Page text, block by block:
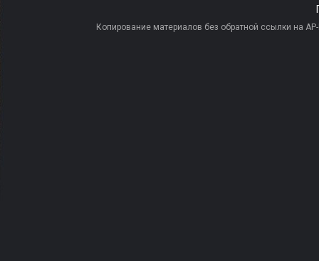
Копирование материалов без обратной ссылки на